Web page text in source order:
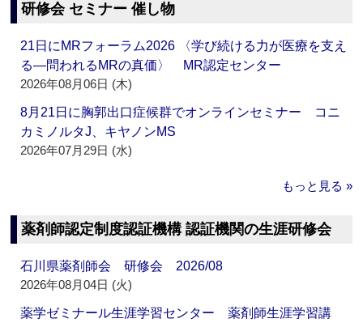
研修会 セミナー 催し物
21日にMRフォーラム2026 〈学び続ける力が医療を支え
る―問われるMRの真価〉 MR認定センター
2026年08月06日 (木)
8月21日に胸郭出口症候群でオンラインセミナー コニ
カミノルタJ、キヤノンMS
2026年07月29日 (水)
もっと見る »
薬剤師認定制度認証機構 認証機関の生涯研修会
石川県薬剤師会 研修会 2026/08
2026年08月04日 (火)
薬学ゼミナール生涯学習センター 薬剤師生涯学習講